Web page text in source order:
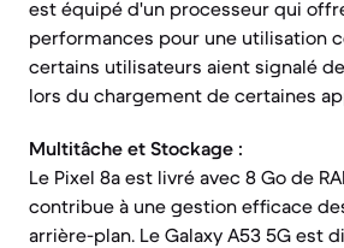
est équipé d'un processeur qui
performances pour une utilisation
certains utilisateurs aient signalé
lors du chargement de certaines
Multitâche et Stockage :
Le Pixel 8a est livré avec 8 Go de
contribue à une gestion efficace
arrière-plan. Le Galaxy A53 5G est